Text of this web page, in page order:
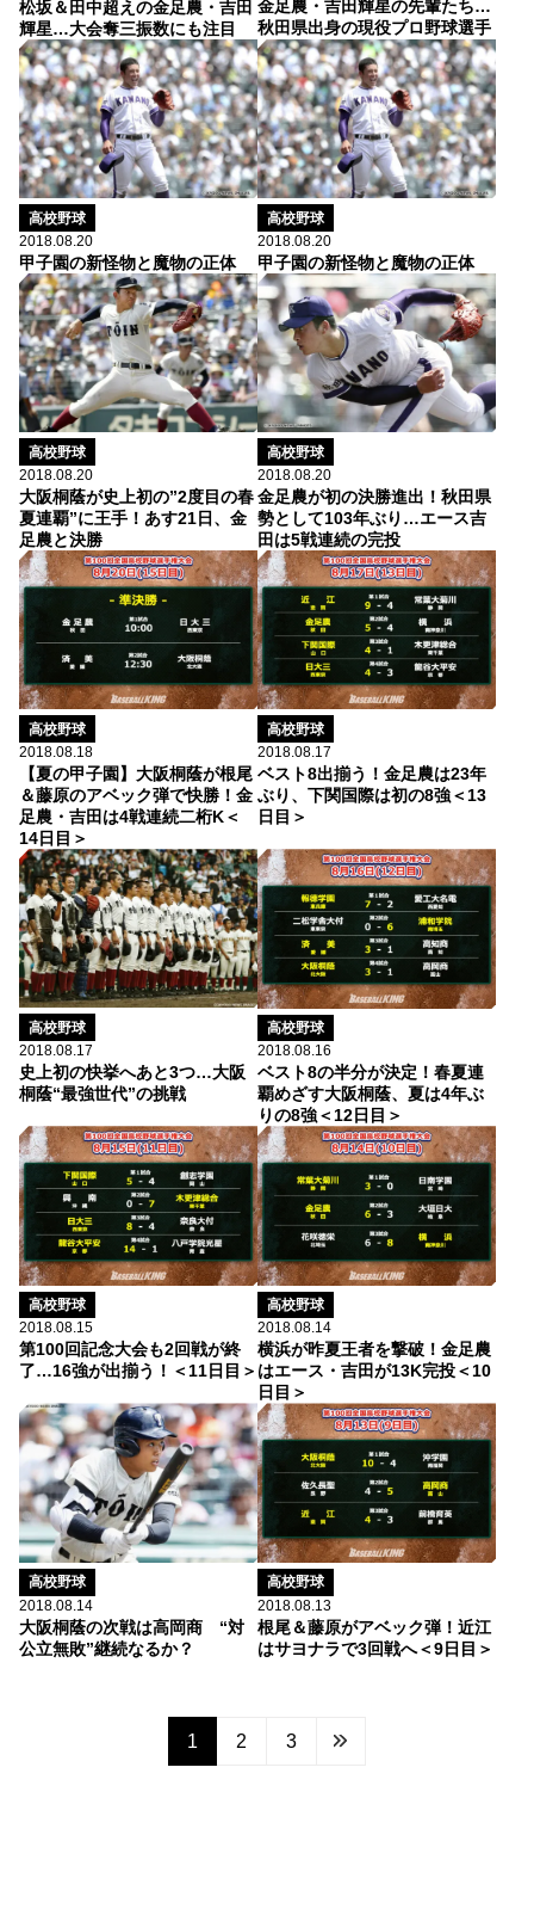
松坂＆田中超えの金足農・吉田
輝星…大会奪三振数にも注目
金足農・吉田輝星の先輩たち…
秋田県出身の現役プロ野球選手
高校野球
2018.08.20
甲子園の新怪物と魔物の正体
高校野球
2018.08.20
甲子園の新怪物と魔物の正体
高校野球
2018.08.20
大阪桐蔭が史上初の”2度目の春
夏連覇”に王手！あす21日、金
足農と決勝
高校野球
2018.08.20
金足農が初の決勝進出！秋田県
勢として103年ぶり…エース吉
田は5戦連続の完投
高校野球
2018.08.18
【夏の甲子園】大阪桐蔭が根尾
＆藤原のアベック弾で快勝！金
足農・吉田は4戦連続二桁K＜
14日目＞
高校野球
2018.08.17
ベスト8出揃う！金足農は23年
ぶり、下関国際は初の8強＜13
日目＞
高校野球
2018.08.17
史上初の快挙へあと3つ…大阪
桐蔭“最強世代”の挑戦
高校野球
2018.08.16
ベスト8の半分が決定！春夏連
覇めざす大阪桐蔭、夏は4年ぶ
りの8強＜12日目＞
高校野球
2018.08.15
第100回記念大会も2回戦が終
了…16強が出揃う！＜11日目＞
高校野球
2018.08.14
横浜が昨夏王者を撃破！金足農
はエース・吉田が13K完投＜10
日目＞
高校野球
2018.08.14
大阪桐蔭の次戦は高岡商 “対
公立無敗”継続なるか？
高校野球
2018.08.13
根尾＆藤原がアベック弾！近江
はサヨナラで3回戦へ＜9日目＞
1 2 3